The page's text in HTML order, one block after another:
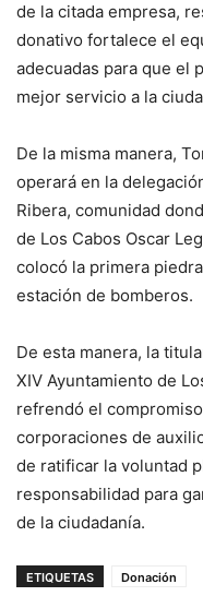
de la citada empresa,
donativo fortalece el
adecuadas para que el
mejor servicio a la
De la misma manera,
operará en la
Ribera, comunidad
de Los Cabos Oscar
colocó la primera
estación de bomberos.
De esta manera, la
XIV Ayuntamiento de
refrendó el
corporaciones de
de ratificar la voluntad
responsabilidad para
de la ciudadanía.
ETIQUETAS Donación